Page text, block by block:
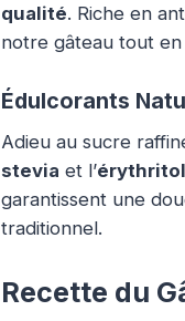
qualité. Riche en
notre gâteau tout
Édulcorants
Adieu au sucre
stevia et l’érythritol
garantissent une
traditionnel.
Recette du